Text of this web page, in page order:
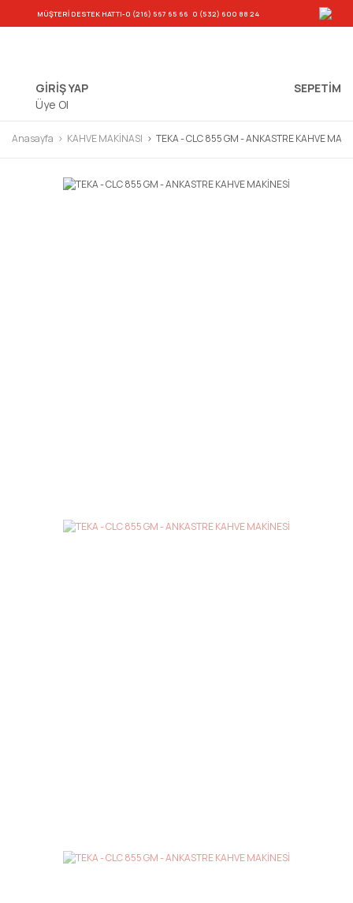
MÜŞTERİ DESTEK HATTI-0 (216) 567 65 66-0 (532) 600 88 24
GİRİŞ YAP
Üye Ol
SEPETIM
Anasayfa KAHVE MAKİNASI TEKA - CLC 855 GM - ANKASTRE KAHVE